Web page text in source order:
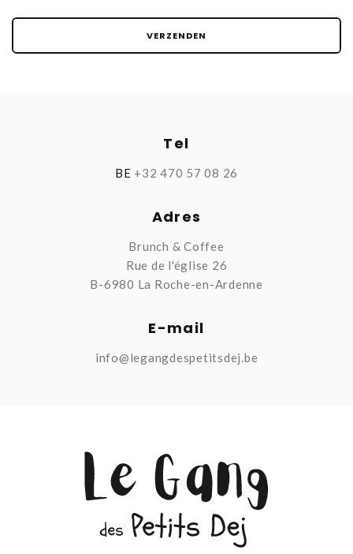
VERZENDEN
Tel
BE +32 470 57 08 26
Adres
Brunch & Coffee
Rue de l'église 26
B-6980 La Roche-en-Ardenne
E-mail
info@legangdespetitsdej.be